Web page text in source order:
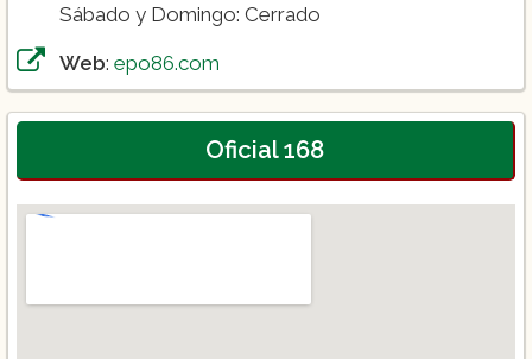
Sábado y Domingo: Cerrado
Web: epo86.com
Oficial 168